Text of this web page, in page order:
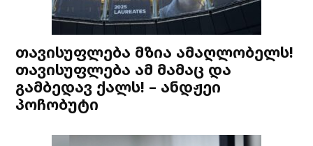
თავისუფლება მზია ამაღლობელს!
თავისუფლება ამ მამაც და
გამბედავ ქალს! – ანდჟეი
პოჩობუტი